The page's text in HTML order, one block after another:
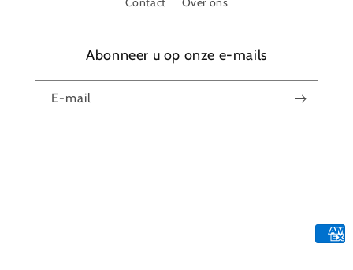
Abonneer u op onze e-mails
E‑mail